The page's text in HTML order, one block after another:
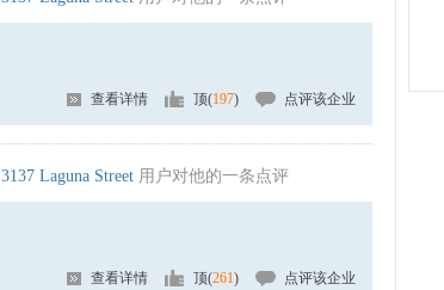
查看详情 顶(197) 点评该企业
3137 Laguna Street 用户对他的一条点评
查看详情 顶(261) 点评该企业